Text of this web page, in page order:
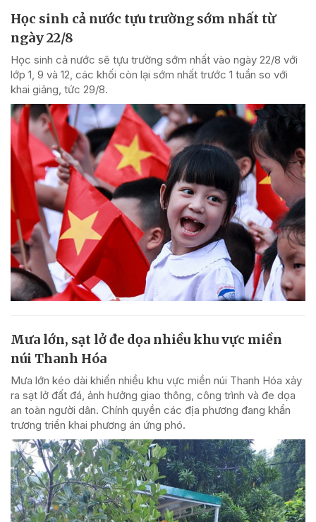
Học sinh cả nước tựu trường sớm nhất từ
ngày 22/8
Học sinh cả nước sẽ tựu trường sớm nhất vào ngày 22/8 với
lớp 1, 9 và 12, các khối còn lại sớm nhất trước 1 tuần so với
khai giảng, tức 29/8.
Mưa lớn, sạt lở đe dọa nhiều khu vực miền
núi Thanh Hóa
Mưa lớn kéo dài khiến nhiều khu vực miền núi Thanh Hóa xảy
ra sạt lở đất đá, ảnh hưởng giao thông, công trình và đe dọa
an toàn người dân. Chính quyền các địa phương đang khẩn
trương triển khai phương án ứng phó.